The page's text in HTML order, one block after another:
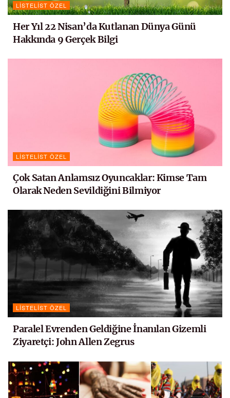
LISTELIST ÖZEL
Her Yıl 22 Nisan’da Kutlanan Dünya Günü
Hakkında 9 Gerçek Bilgi
LISTELIST ÖZEL
Çok Satan Anlamsız Oyuncaklar: Kimse Tam
Olarak Neden Sevildiğini Bilmiyor
LISTELIST ÖZEL
Paralel Evrenden Geldiğine İnanılan Gizemli
Ziyaretçi: John Allen Zegrus